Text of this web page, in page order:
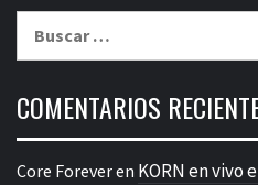
COMENTARIOS
Core Foreveren KORN en vivo